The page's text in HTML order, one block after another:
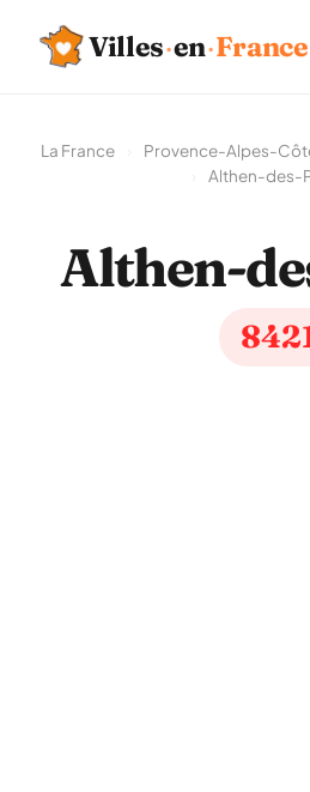
Villes·en·France
La France Provence-Alpes-
Althen-des-
Althen-